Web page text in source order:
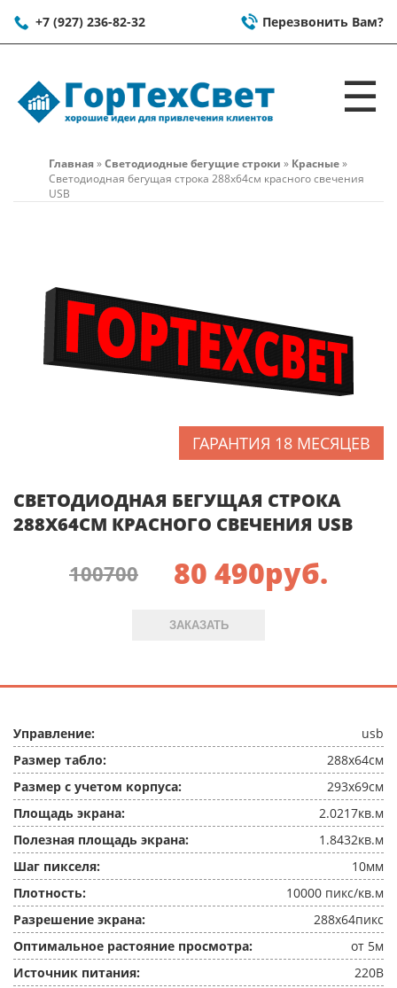
+7 (927) 236-82-32 Перезвонить Вам?
☰
Главная»Светодиодные бегущие строки » Красные»
Светодиодная бегущая строка 288x64см красного свечения
USB
СВЕТОДИОДНАЯ БЕГУЩАЯ СТРОКА
288X64СМ КРАСНОГО СВЕЧЕНИЯ USB
100700 80 490руб.
ЗАКАЗАТЬ
ГАРАНТИЯ 18 МЕСЯЦЕВ
Управление:
usb
Размер табло:
288x64см
Размер с учетом корпуса:
293x69см
Площадь экрана:
2.0217кв.м
Полезная площадь экрана:
1.8432кв.м
Шаг пикселя:
10мм
Плотность:
10000 пикс/кв.м
Разрешение экрана:
288x64пикс
Оптимальное растояние просмотра:
от 5м
Источник питания:
220В